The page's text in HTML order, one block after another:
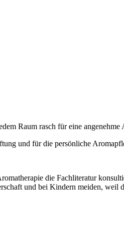
Raum rasch für eine
und für die persönliche
die Fachliteratur
und bei Kindern meiden, weil